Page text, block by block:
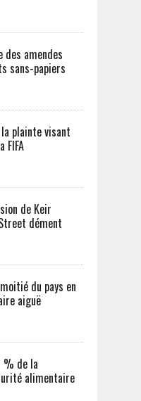
des amendes
sans-papiers
plainte visant
FIFA
de Keir
dément
du pays en
aiguë
% de la
alimentaire